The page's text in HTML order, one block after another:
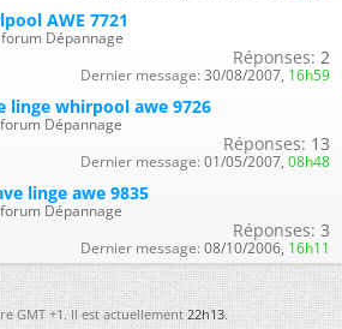
AWE 7721
Dépannage
Réponses: 2
Dernier message: 30/08/2007, 16h59
linge whirpool awe 9726
Dépannage
Réponses: 13
Dernier message: 01/05/2007, 08h48
linge awe 9835
Dépannage
Réponses: 3
Dernier message: 08/10/2006, 16h11
GMT +1. Il est actuellement22h13.